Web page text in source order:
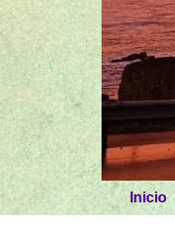
Inicio